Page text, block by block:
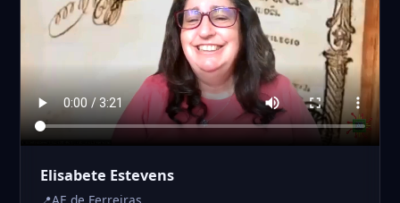
Elisabete Estevens